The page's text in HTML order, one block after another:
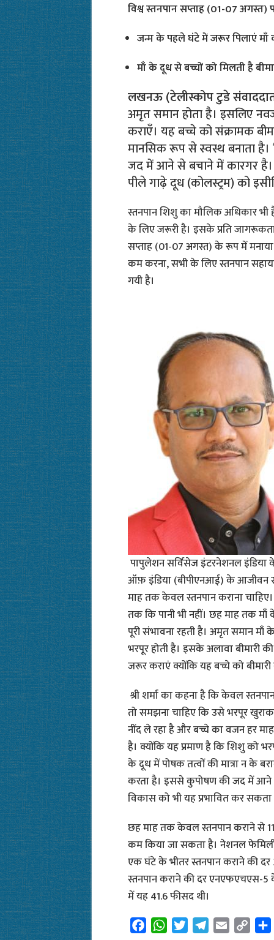
विश्व स्तनपान सप्ताह (01-07 अगस्त)
जन्म के पहले घंटे में जरूर पिलाएं माँ
माँ के दूध से बच्चों को मिलती है
लखनऊ (टेलीस्कोप टुडे
अमृत समान होता है। इसलिए
कराएँ। यह बच्चे को संक्रामक
मानसिक रूप से स्वस्थ बनाता है।
जद में आने से बचाने में कारगर है।
पीले गाढ़े दूध (कोलस्ट्रम) को
स्तनपान शिशु का मौलिक अधिकार
के लिए जरूरी है। इसके प्रति
सप्ताह (01-07 अगस्त) के रूप में मनाया
कम करना, सभी के लिए स्तनपान
गयी है।
पापुलेशन सर्विसेज इंटरनेशनल इंडिया के
ऑफ़ इंडिया (बीपीएनआई) के आजीवन
माह तक केवल स्तनपान कराना चाहिए।
तक कि पानी भी नहीं। छह माह तक
पूरी संभावना रहती है। अमृत समान माँ
भरपूर होती है। इसके अलावा बीमारी
जरूर कराएं क्योंकि यह बच्चे को बीमारी
श्री शर्मा का कहना है कि केवल
तो समझना चाहिए कि उसे भरपूर
नींद ले रहा है और बच्चे का वजन हर
है। क्योंकि यह प्रमाण है कि शिशु को
के दूध में पोषक तत्वों की मात्रा न के
करता है। इससे कुपोषण की जद में आने
विकास को भी यह प्रभावित कर सकता
छह माह तक केवल स्तनपान कराने से 11
कम किया जा सकता है। नेशनल
एक घंटे के भीतर स्तनपान कराने की
स्तनपान कराने की दर एनएफएचएस-
में यह 41.6 फीसद थी।
W